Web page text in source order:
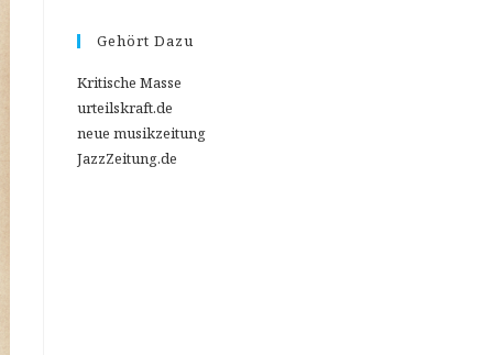
Gehört Dazu
Kritische Masse
urteilskraft.de
neue musikzeitung
JazzZeitung.de